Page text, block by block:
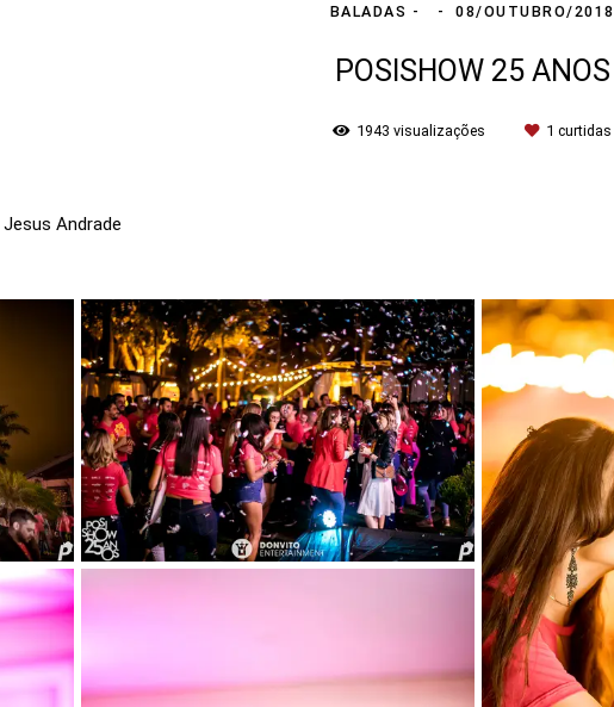
BALADAS 08/OUTUBRO/2018
POSISHOW 25 ANOS
1943 visualizações 1 curtidas
Jesus Andrade